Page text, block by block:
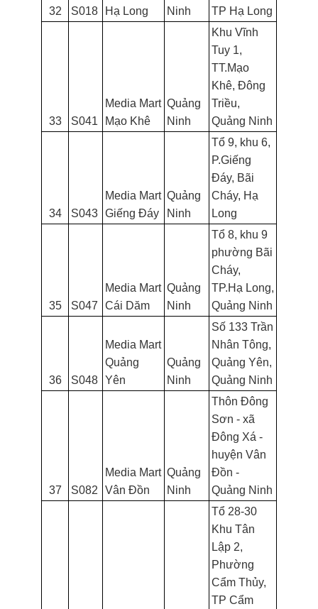
32 S018
Hạ Long
Ninh
TP Hạ Long
33 S041
Media Mart
Mạo Khê
Quảng
Ninh
Khu Vĩnh
Tuy 1,
TT.Mạo
Khê, Đông
Triều,
Quảng Ninh
34 S043
Media Mart
Giếng Đáy
Quảng
Ninh
Tổ 9, khu 6,
P.Giếng
Đáy, Bãi
Cháy, Hạ
Long
35 S047
Media Mart
Cái Dăm
Quảng
Ninh
Tổ 8, khu 9
phường Bãi
Cháy,
TP.Hạ Long,
Quảng Ninh
36 S048
Media Mart
Quảng
Yên
Quảng
Ninh
Số 133 Trần
Nhân Tông,
Quảng Yên,
Quảng Ninh
37 S082
Media Mart
Vân Đồn
Quảng
Ninh
Thôn Đông
Sơn - xã
Đông Xá -
huyện Vân
Đồn -
Quảng Ninh
Tổ 28-30
Khu Tân
Lập 2,
Phường
Cẩm Thủy,
TP Cẩm